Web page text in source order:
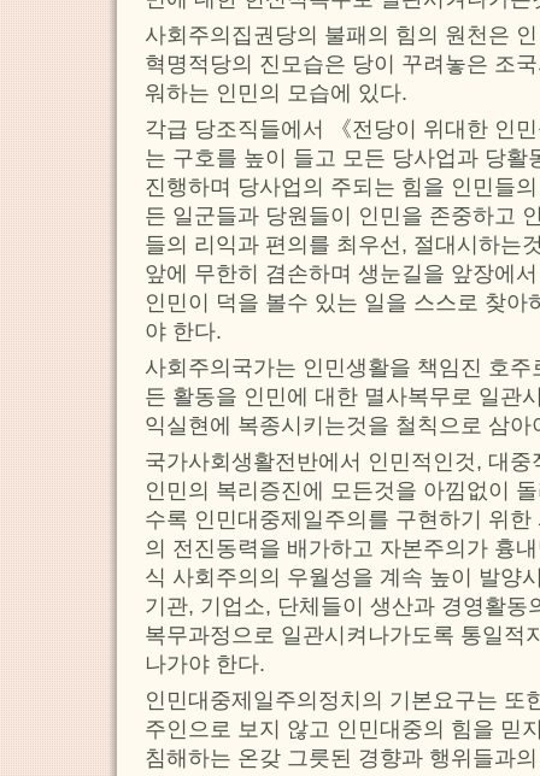
사회주의집권당의 불패의 힘의 원천은
혁명적당의 진모습은 당이 꾸려놓은 조
워하는 인민의 모습에 있다.
각급 당조직들에서 《전당이 위대한 인
는 구호를 높이 들고 모든 당사업과 당활
진행하며 당사업의 주되는 힘을 인민들
든 일군들과 당원들이 인민을 존중하고
들의 리익과 편의를 최우선, 절대시하는
앞에 무한히 겸손하며 생눈길을 앞장에
인민이 덕을 볼수 있는 일을 스스로 찾아
야 한다.
사회주의국가는 인민생활을 책임진 호
든 활동을 인민에 대한 멸사복무로 일관
익실현에 복종시키는것을 철칙으로 삼아
국가사회생활전반에서 인민적인것, 대
인민의 복리증진에 모든것을 아낌없이
수록 인민대중제일주의를 구현하기 위
의 전진동력을 배가하고 자본주의가 흉
식 사회주의의 우월성을 계속 높이 발양
기관, 기업소, 단체들이 생산과 경영활동
복무과정으로 일관시켜나가도록 통일적
나가야 한다.
인민대중제일주의정치의 기본요구는 또
주인으로 보지 않고 인민대중의 힘을 믿
침해하는 온갖 그릇된 경향과 행위들과